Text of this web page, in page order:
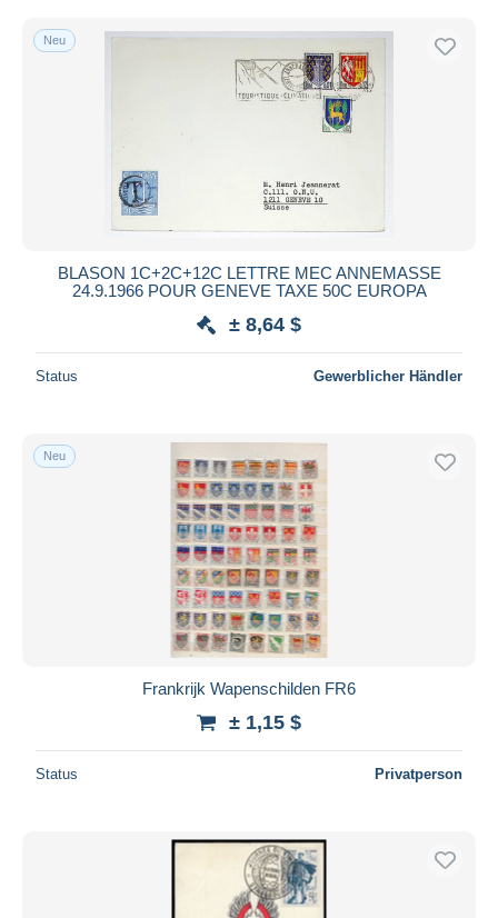
Neu
BLASON 1C+2C+12C LETTRE MEC ANNEMASSE
24.9.1966 POUR GENEVE TAXE 50C EUROPA
± 8,64 $
Status Gewerblicher Händler
Neu
Frankrijk Wapenschilden FR6
± 1,15 $
Status Privatperson